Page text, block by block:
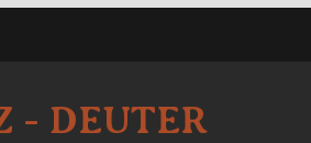
- DEUTER